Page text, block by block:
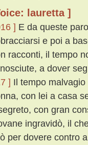
lauretta ]
] E da queste
e poi a
racconti, il tempo
a dover
] Il tempo
con lei a casa
con gran
ingravidò, il
per dovere contro